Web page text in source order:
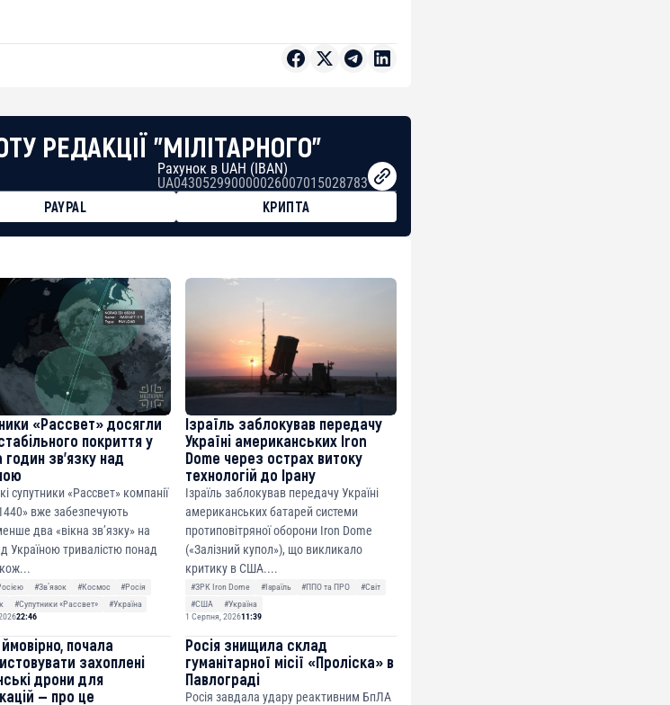
РЕДАКЦІЇ "МІЛІТАРНОГО"
Рахунок в UAH (IBAN)
UA043052990000026007015028783
PAYPAL
КРИПТА
«Рассвет» досягли
покриття у
годин зв’язку над
супутники «Рассвет» компанії
вже забезпечують
два «вікна зв’язку» на
Україною тривалістю понад
#Звʼязок #Космос
#Росія
#Супутники «Рассвет»
#Україна
22:46
Ізраїль заблокував передачу
Україні американських Iron
Dome через острах витоку
технологій до Ірану
Ізраїль заблокував передачу Україні
американських батарей системи
протиповітряної оборони Iron Dome
(«Залізний купол»), що викликало
критику в США....
#ЗРК Iron Dome #Ізраїль #ППО та ПРО
#Світ
#США
#Україна
1 Серпня, 202611:39
ймовірно, почала
захоплені
дрони для
— про це
Росія знищила склад
гуманітарної місії «Проліска» в
Павлограді
Росія завдала удару реактивним БпЛА